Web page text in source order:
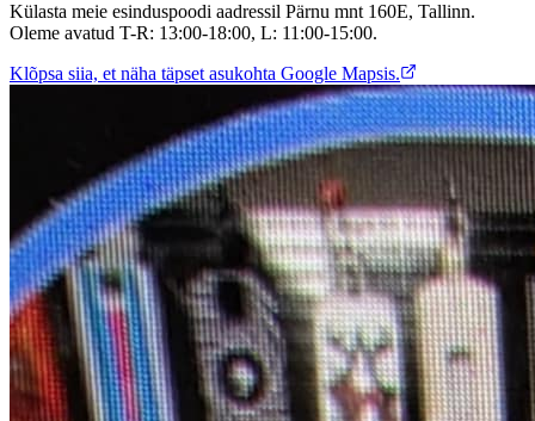
Külasta meie esinduspoodi aadressil Pärnu mnt 160E, Tallinn.
Oleme avatud T-R: 13:00-18:00, L: 11:00-15:00.
Klõpsa siia, et näha täpset asukohta Google Mapsis.